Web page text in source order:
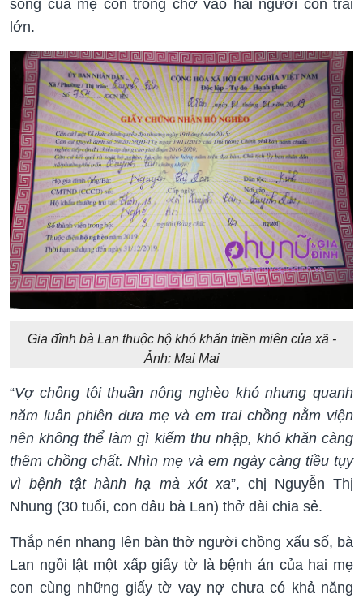
sống của mẹ con trông chờ vào hai người con trai
lớn.
Gia đình bà Lan thuộc hộ khó khăn triền miên của xã -
Ảnh: Mai Mai
“Vợ chồng tôi thuần nông nghèo khó nhưng quanh
năm luân phiên đưa mẹ và em trai chồng nằm viện
nên không thể làm gì kiếm thu nhập, khó khăn càng
thêm chồng chất. Nhìn mẹ và em ngày càng tiều tụy
vì bệnh tật hành hạ mà xót xa”, chị Nguyễn Thị
Nhung (30 tuổi, con dâu bà Lan) thở dài chia sẻ.
Thắp nén nhang lên bàn thờ người chồng xấu số, bà
Lan ngồi lật một xấp giấy tờ là bệnh án của hai mẹ
con cùng những giấy tờ vay nợ chưa có khả năng